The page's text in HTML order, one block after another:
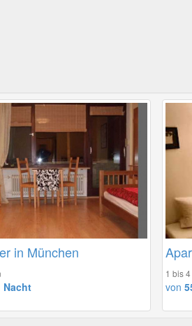
in München
Nacht
1 bis
von